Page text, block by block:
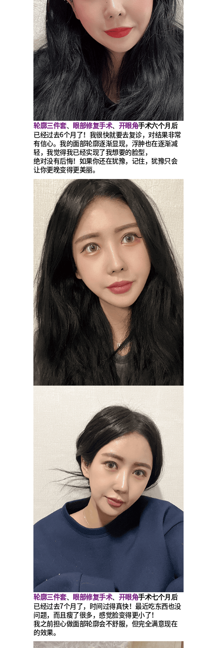
轮廓三件套、 眼部修复手术、 开眼角手术六个月后
已经过去6个月了！我很快就要去复诊，对结果非常
有信心。我的面部轮廓逐渐显现，浮肿也在逐渐减
轻，我觉得我已经实现了我想要的脸型，
绝对没有后悔！如果你还在犹豫，记住，犹豫只会
让你更晚变得更美丽。
轮廓三件套、 眼部修复手术、 开眼角手术七个月后
已经过去7个月了，时间过得真快！最近吃东西也没
问题，而且瘦了很多，感觉脸变得更小了！
我之前担心做面部轮廓会不舒服，但完全满意现在
的效果。